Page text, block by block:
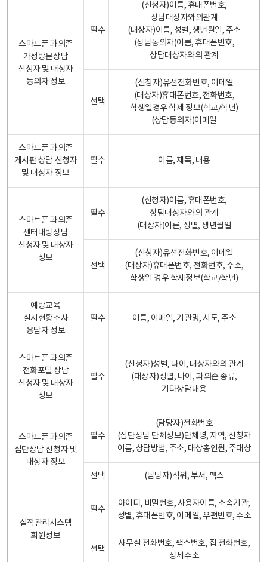
스마트폰 과의존
가정방문상담
신청자 및 대상자
동의자 정보
필수
(신청자)이름, 휴대폰번호,
상담대상자와의관계
(대상자)이름, 성별, 생년월일, 주소
(상담동의자)이름, 휴대폰번호,
상담대상자와의 관계
선택
(신청자)유선전화번호, 이메일
(대상자)휴대폰번호, 전화번호,
학생일경우 학제 정보(학교/학년)
(상담동의자)이메일
스마트폰 과의존
게시판 상담 신청자
및 대상자 정보
필수 이름, 제목, 내용
스마트폰 과의존
센터내방상담
신청자 및 대상자
정보
필수
(신청자)이름, 휴대폰번호,
상담대상자와의 관계
(대상자)이른, 성별, 생년월일
선택
(신청자)유선전화번호, 이메일
(대상자)휴대폰번호, 전화번호, 주소,
학생일 경우 학제정보(학교/학년)
예방교육
실시현황조사
응답자 정보
필수 이름, 이메일, 기관명, 시도, 주소
스마트폰 과의존
전화포털 상담
신청자 및 대상자
정보
필수
(신청자)성별, 나이, 대상자와의 관계
(대상자)성별, 나이, 과의존 종류,
기타상담내용
스마트폰 과의존
집단상담 신청자 및
대상자 정보
필수
(담당자)전화번호
(집단상담 단체정보)단체명, 지역, 신청자
이름, 상담방법, 주소, 대상총인원, 주대상
선택 (담당자)직위, 부서, 팩스
실적관리시스템
회원정보
필수
아이디, 비밀번호, 사용자이름, 소속기관,
성별, 휴대폰번호, 이메일, 우편번호, 주소
선택
사무실 전화번호, 팩스번호, 집 전화번호,
상세주소